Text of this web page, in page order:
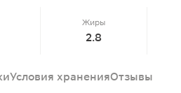
Жиры
2.8
Условия храненияОтзывы